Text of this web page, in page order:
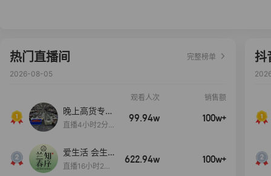
热门直播间
完整榜单
2026-08-05
观看人次 销售额
晚上高货专场
大放漏
直播4小时2分5
99.94w 100w+
爱生活 会生
活
直播16小时24
622.94w 100w+
抖